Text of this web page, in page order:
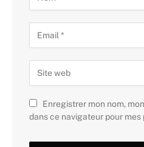
Enregistrer mon nom,
dans ce navigateur pour